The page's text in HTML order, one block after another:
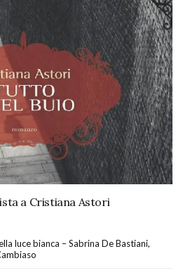
a Cristiana Astori
luce bianca – Sabrina De Bastiani,